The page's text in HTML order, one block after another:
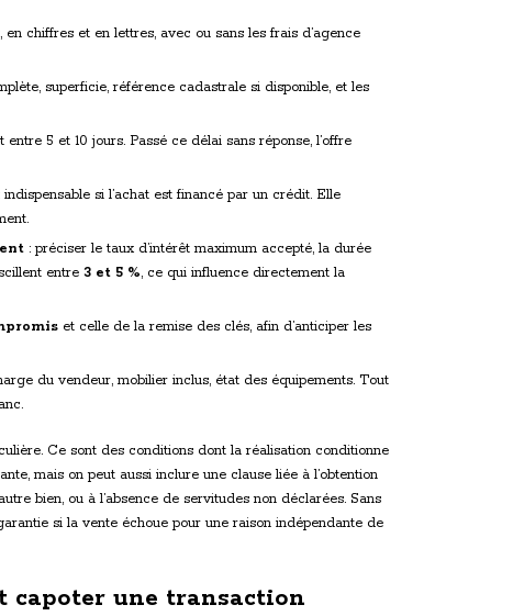
chiffres et en lettres, avec ou sans les frais d’agence
superficie, référence cadastrale si disponible, et les
entre 5 et 10 jours. Passé ce délai sans réponse, l’offre
: indispensable si l’achat est financé par un crédit. Elle
: préciser le taux d’intérêt maximum accepté, la durée
entre 3 et 5 %, ce qui influence directement la
et celle de la remise des clés, afin d’anticiper les
du vendeur, mobilier inclus, état des équipements. Tout
Ce sont des conditions dont la réalisation conditionne
mais on peut aussi inclure une clause liée à l’obtention
bien, ou à l’absence de servitudes non déclarées. Sans
si la vente échoue pour une raison indépendante de
capoter une transaction